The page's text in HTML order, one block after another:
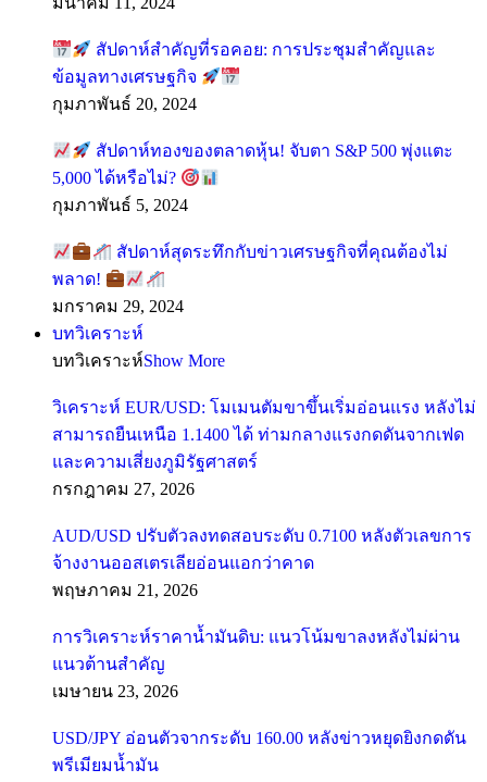
สัปดาห์สำคัญที่รอคอย: การประชุมสำคัญและ
ข้อมูลทางเศรษฐกิจ
กุมภาพันธ์ 20, 2024
สัปดาห์ทองของตลาดหุ้น! จับตา S&P 500 พุ่งแตะ
5,000 ได้หรือไม่?
กุมภาพันธ์ 5, 2024
สัปดาห์สุดระทึกกับข่าวเศรษฐกิจที่คุณต้องไม่
พลาด!
มกราคม 29, 2024
บทวิเคราะห์
บทวิเคราะห์Show More
วิเคราะห์ EUR/USD: โมเมนตัมขาขึ้นเริ่มอ่อนแรง หลังไม่
สามารถยืนเหนือ 1.1400 ได้ ท่ามกลางแรงกดดันจากเฟด
และความเสี่ยงภูมิรัฐศาสตร์
กรกฎาคม 27, 2026
AUD/USD ปรับตัวลงทดสอบระดับ 0.7100 หลังตัวเลขการ
จ้างงานออสเตรเลียอ่อนแอกว่าคาด
พฤษภาคม 21, 2026
การวิเคราะห์ราคาน้ำมันดิบ: แนวโน้มขาลงหลังไม่ผ่าน
แนวต้านสำคัญ
เมษายน 23, 2026
USD/JPY อ่อนตัวจากระดับ 160.00 หลังข่าวหยุดยิงกดดัน
พรีเมียมน้ำมัน